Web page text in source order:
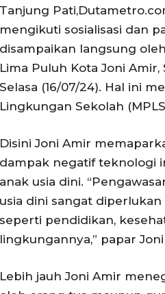
Tanjung
mengikuti sosialisasi dan
disampaikan langsung
Lima Puluh Kota Joni Amir,
Selasa (16/07/24). Hal ini
Lingkungan Sekolah
Disini Joni Amir
dampak negatif teknologi
anak usia dini.
usia dini sangat
seperti pendidikan,
lingkungannya,” papar
Lebih jauh Joni Amir